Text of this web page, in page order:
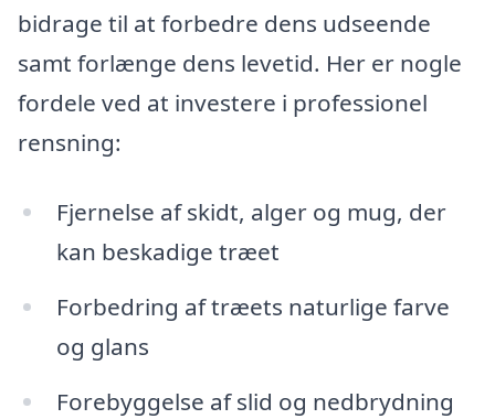
bidrage til at forbedre dens udseende
samt forlænge dens levetid. Her er nogle
fordele ved at investere i professionel
rensning:
Fjernelse af skidt, alger og mug, der
kan beskadige træet
Forbedring af træets naturlige farve
og glans
Forebyggelse af slid og nedbrydning